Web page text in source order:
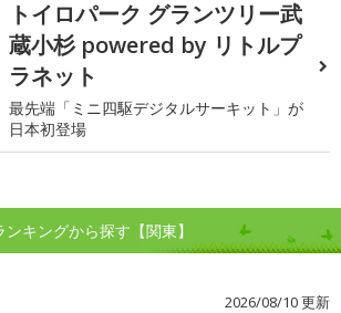
トイロパーク グランツリー武
蔵小杉 powered by リトルプ
ラネット
最先端「ミニ四駆デジタルサーキット」が
日本初登場
キングから探す【関東】
2026/08/10 更新